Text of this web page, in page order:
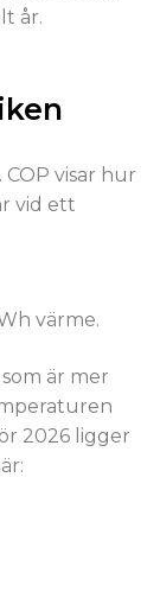
år.
visar hur
vid ett
värme.
är mer
2026 ligger